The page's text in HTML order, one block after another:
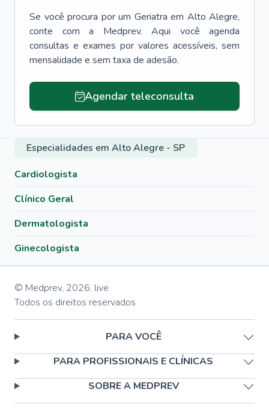
Se você procura por um Geriatra em Alto Alegre,
conte com a Medprev. Aqui você agenda
consultas e exames por valores acessíveis, sem
mensalidade e sem taxa de adesão.
Agendar teleconsulta
Especialidades em Alto Alegre - SP
Cardiologista
Clínico Geral
Dermatologista
Ginecologista
© Medprev, 2026, live
Todos os direitos reservados
PARA VOCÊ
PARA PROFISSIONAIS E CLÍNICAS
SOBRE A MEDPREV